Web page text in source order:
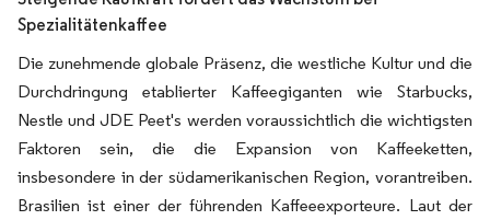
Spezialitätenkaffee
Die zunehmende globale Präsenz, die westliche Kultur und die
Durchdringung etablierter Kaffeegiganten wie Starbucks,
Nestle und JDE Peet's werden voraussichtlich die wichtigsten
Faktoren sein, die die Expansion von Kaffeeketten,
insbesondere in der südamerikanischen Region, vorantreiben.
Brasilien ist einer der führenden Kaffeeexporteure. Laut der